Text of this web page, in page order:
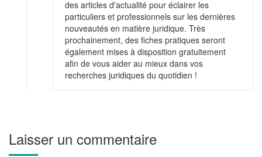
des articles d'actualité pour éclairer les
particuliers et professionnels sur les dernières
nouveautés en matière juridique. Très
prochainement, des fiches pratiques seront
également mises à disposition gratuitement
afin de vous aider au mieux dans vos
recherches juridiques du quotidien !
Laisser un commentaire